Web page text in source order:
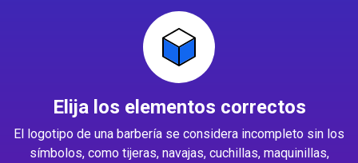
Elija los elementos correctos
El logotipo de una barbería se considera incompleto sin los
símbolos, como tijeras, navajas, cuchillas, maquinillas,